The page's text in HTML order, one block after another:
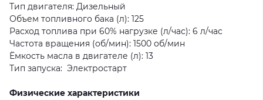
Тип двигателя: Дизельный
Объем топливного бака (л): 125
Расход топлива при 60% нагрузке (л/час): 6 л/час
Частота вращения (об/мин): 1500 об/мин
Ёмкость масла в двигателе (л): 13
Тип запуска: Электростарт
Физические характеристики